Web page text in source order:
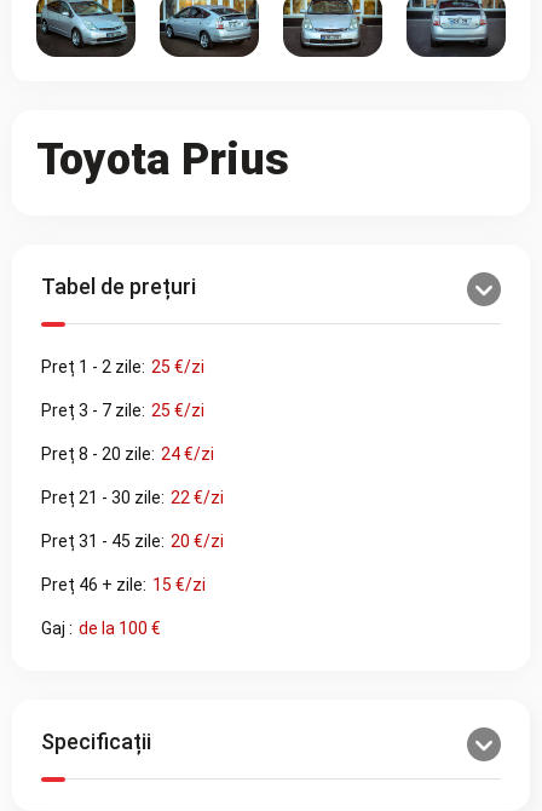
Toyota Prius
Tabel de prețuri
Preț 1 - 2 zile: 25 €/zi
Preț 3 - 7 zile: 25 €/zi
Preț 8 - 20 zile: 24 €/zi
Preț 21 - 30 zile: 22 €/zi
Preț 31 - 45 zile: 20 €/zi
Preț 46 + zile: 15 €/zi
Gaj : de la 100 €
Specificații